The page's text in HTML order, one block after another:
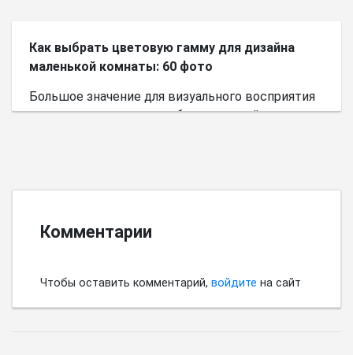
Как выбрать цветовую гамму для дизайна
маленькой комнаты: 60 фото
Большое значение для визуального восприятия
пространства имеет выбор цветовой палитры.
Комментарии
Чтобы оставить комментарий, войдите на сайт